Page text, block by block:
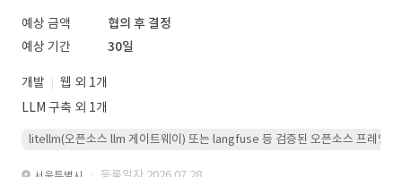
예상 금액
협의 후 결정
예상 기간
30일
개발
웹 외 1개
LLM 구축 외 1개
litellm(오픈소스 llm 게이트웨이) 또는 langfuse 등 검증된 오픈소스 프레임워